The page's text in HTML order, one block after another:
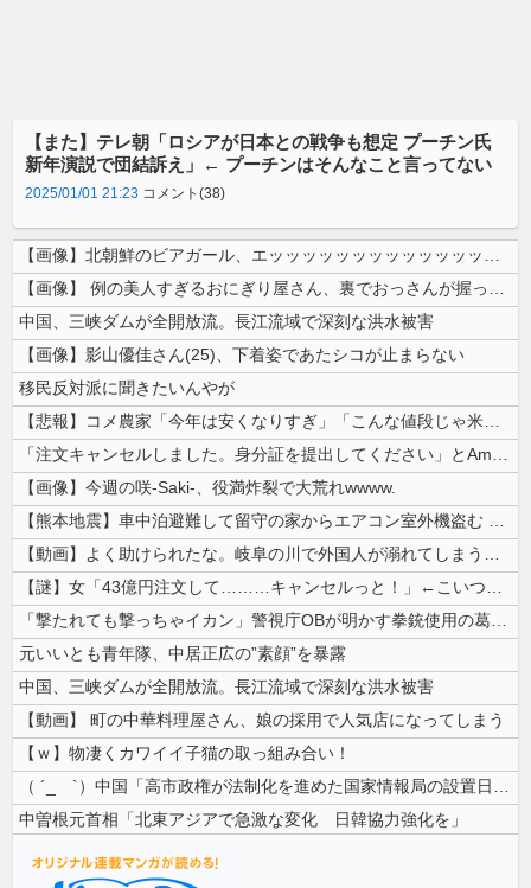
【また】テレ朝「ロシアが日本との戦争も想定 プーチン氏
新年演説で団結訴え」← プーチンはそんなこと言ってない
2025/01/01 21:23 コメント(38)
【画像】北朝鮮のビアガール、エッッッッッッッッッッッッッッッッッ！
【画像】 例の美人すぎるおにぎり屋さん、裏でおっさんが握っていたｗｗｗ...
中国、三峡ダムが全開放流。長江流域で深刻な洪水被害
【画像】影山優佳さん(25)、下着姿であたシコが止まらない
移民反対派に聞きたいんやが
【悲報】コメ農家「今年は安くなりすぎ」「こんな値段じゃ米作りをやめる人...
「注文キャンセルしました。身分証を提出してください」とAmazonから...
【画像】今週の咲-Saki-、役満炸裂で大荒れwwww.
【熊本地震】車中泊避難して留守の家からエアコン室外機盗む 警察に「室外...
【動画】よく助けられたな。岐阜の川で外国人が溺れてしまう事故。
【謎】女「43億円注文して………キャンセルっと！」←こいつの目的
「撃たれても撃っちゃイカン」警視庁OBが明かす拳銃使用の葛藤…河内長野...
元いいとも青年隊、中居正広の”素顔”を暴露
中国、三峡ダムが全開放流。長江流域で深刻な洪水被害
【動画】 町の中華料理屋さん、娘の採用で人気店になってしまう
【ｗ】物凄くカワイイ子猫の取っ組み合い！
（ ´_ゝ`）中国「高市政権が法制化を進めた国家情報局の設置日が7月3...
中曽根元首相「北東アジアで急激な変化 日韓協力強化を」